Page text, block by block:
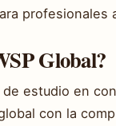
profesionales
Global?
de estudio en
con la